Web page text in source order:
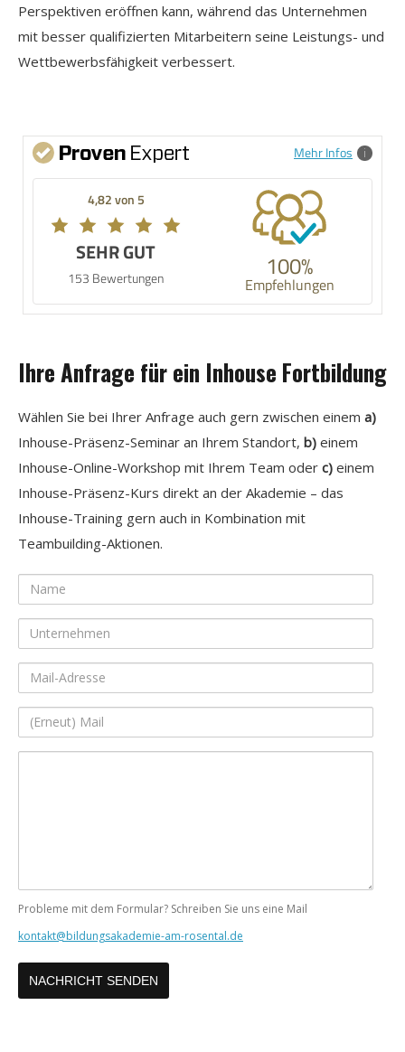
Perspektiven eröffnen kann, während das Unternehmen
mit besser qualifizierten Mitarbeitern seine Leistungs- und
Wettbewerbsfähigkeit verbessert.
Mehr Infos
4,82 von 5
SEHR GUT
153 Bewertungen 100%
Empfehlungen
Ihre Anfrage für ein Inhouse Fortbildung
Wählen Sie bei Ihrer Anfrage auch gern zwischen einem a)
Inhouse-Präsenz-Seminar an Ihrem Standort, b) einem
Inhouse-Online-Workshop mit Ihrem Team oder c) einem
Inhouse-Präsenz-Kurs direkt an der Akademie – das
Inhouse-Training gern auch in Kombination mit
Teambuilding-Aktionen.
Name
Unternehmen
Mail-
Adresse
(Erneut)
Mail
Probleme mit dem Formular? Schreiben Sie uns eine Mail
kontakt@bildungsakademie-am-rosental.de